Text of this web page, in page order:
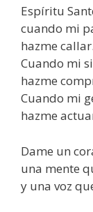
Espíritu
cuando mi
hazme callar.
Cuando mi
hazme
Cuando mi
hazme
Dame un
una mente
y una voz